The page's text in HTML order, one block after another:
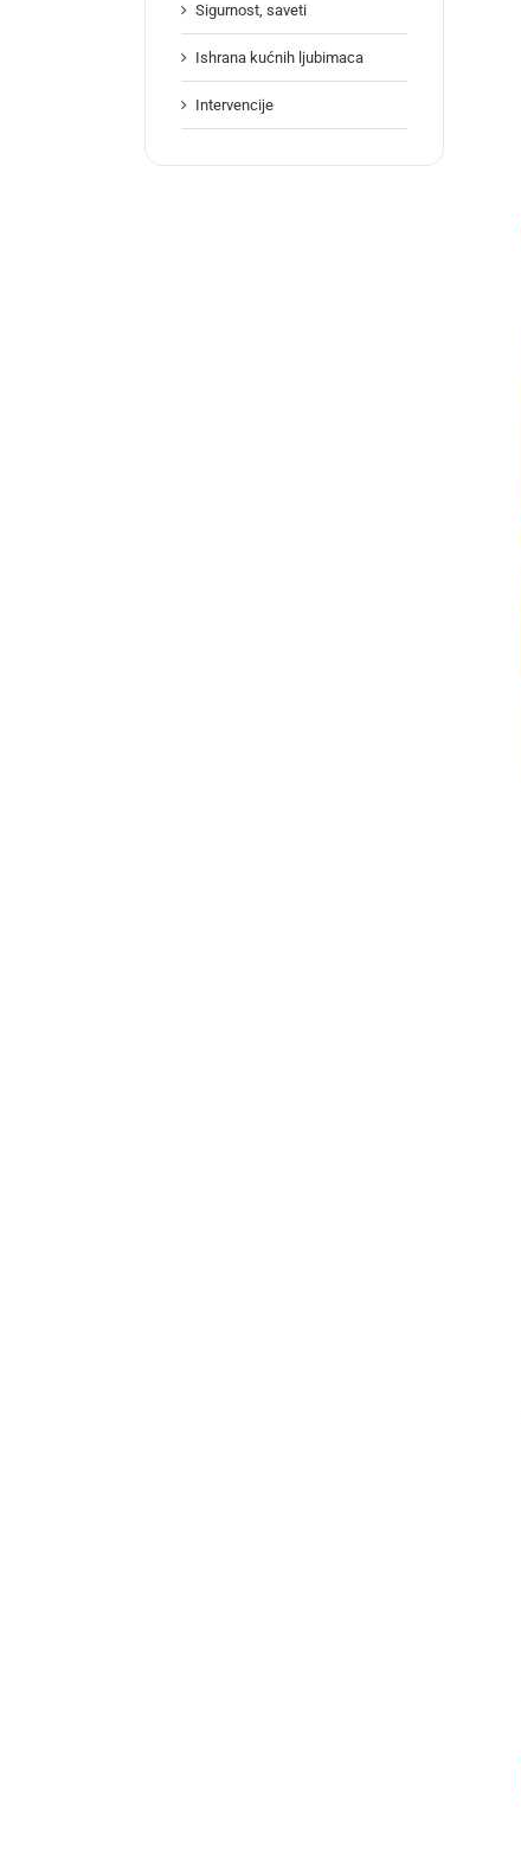
Sigurnost, saveti
Ishrana kućnih ljubimaca
Intervencije